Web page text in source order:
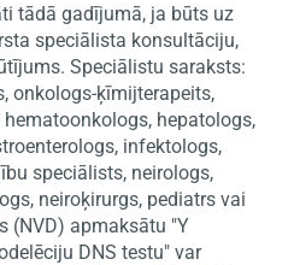
tādā gadījumā, ja būts uz
speciālista konsultāciju,
Speciālistu saraksts:
onkologs-ķīmijterapeits,
hepatologs,
infektologs,
speciālists, neirologs,
neiroķirurgs, pediatrs vai
(NVD) apmaksātu "Y
DNS testu" var